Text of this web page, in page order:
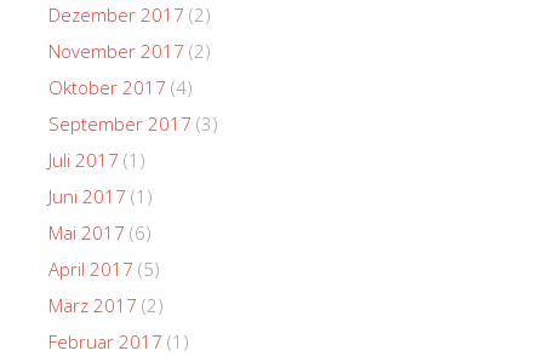
Dezember 2017 (2)
November 2017 (2)
Oktober 2017 (4)
September 2017 (3)
Juli 2017 (1)
Juni 2017 (1)
Mai 2017 (6)
April 2017 (5)
März 2017 (2)
Februar 2017 (1)